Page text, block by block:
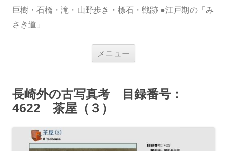
巨樹・石橋・滝・山野歩き・標石・戦跡 ●江戸期の「み
さき道」
メニュー
ス
キ
長崎外の古写真考 目録番号：
4622 茶屋（３）